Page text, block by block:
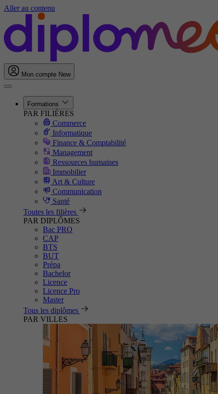
Aller au contenu
Mon compte New
Formations
PAR FILIÈRES
Commerce
Informatique
Finance & Comptabilité
Management
Ressources humaines
Immobilier
Art & Culture
Communication
Santé
Toutes les filières
PAR DIPLÔMES
Bac PRO
CAP
BTS
BUT
Prépa
Bachelor
Licence
Licence Pro
Master
Tous les diplômes
PAR VILLES